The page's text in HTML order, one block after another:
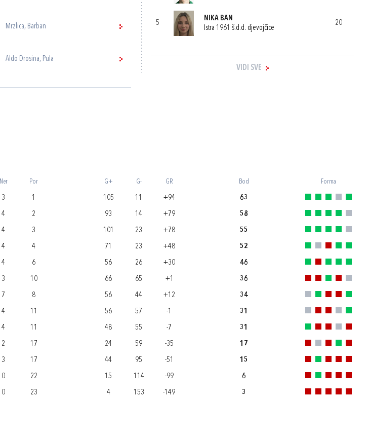
Mrzlica, Barban
Aldo Drosina, Pula
5
NIKA BAN
Istra 1961 š.d.d. djevojčice
20
VIDI SVE
Ner Por G+ G- GR Bod Forma
3 1 105 11 +94 63
4 2 93 14 +79 58
4 3 101 23 +78 55
4 4 71 23 +48 52
4 6 56 26 +30 46
3 10 66 65 +1 36
7 8 56 44 +12 34
4 11 56 57 -1 31
4 11 48 55 -7 31
2 17 24 59 -35 17
3 17 44 95 -51 15
0 22 15 114 -99 6
0 23 4 153 -149 3